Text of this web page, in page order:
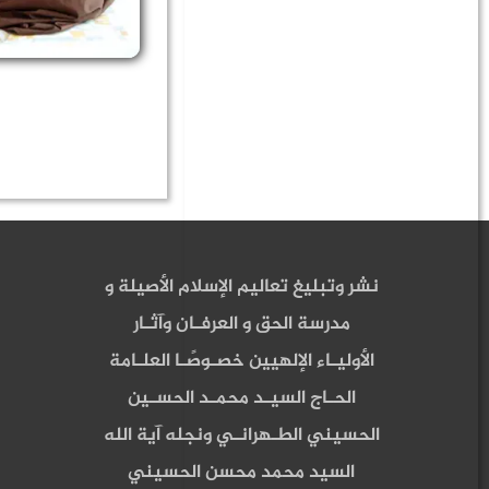
نشر وتبليغ تعاليم الإسلام الأصيلة و
مدرسة الحق و العرفـان وآثـار
الأوليـاء الإلهيين خصـوصًـا العلـامة
الحـاج السيـد محمـد الحسـين
الحسيني الطـهرانـي ونجله آية الله
السيد محمد محسن الحسيني